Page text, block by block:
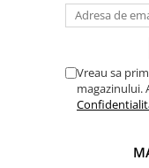
TRICOURI DACIA
TRICOURI HONDA
TRICOURI MERCEDES
TRICOURI OPEL
Vreau sa
magazinului.